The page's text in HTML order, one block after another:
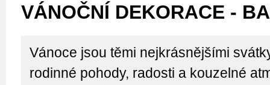
VÁNOČNÍ DEKORACE -
Vánoce jsou těmi nejkrásnějšími
rodinné pohody, radosti a kouzelné